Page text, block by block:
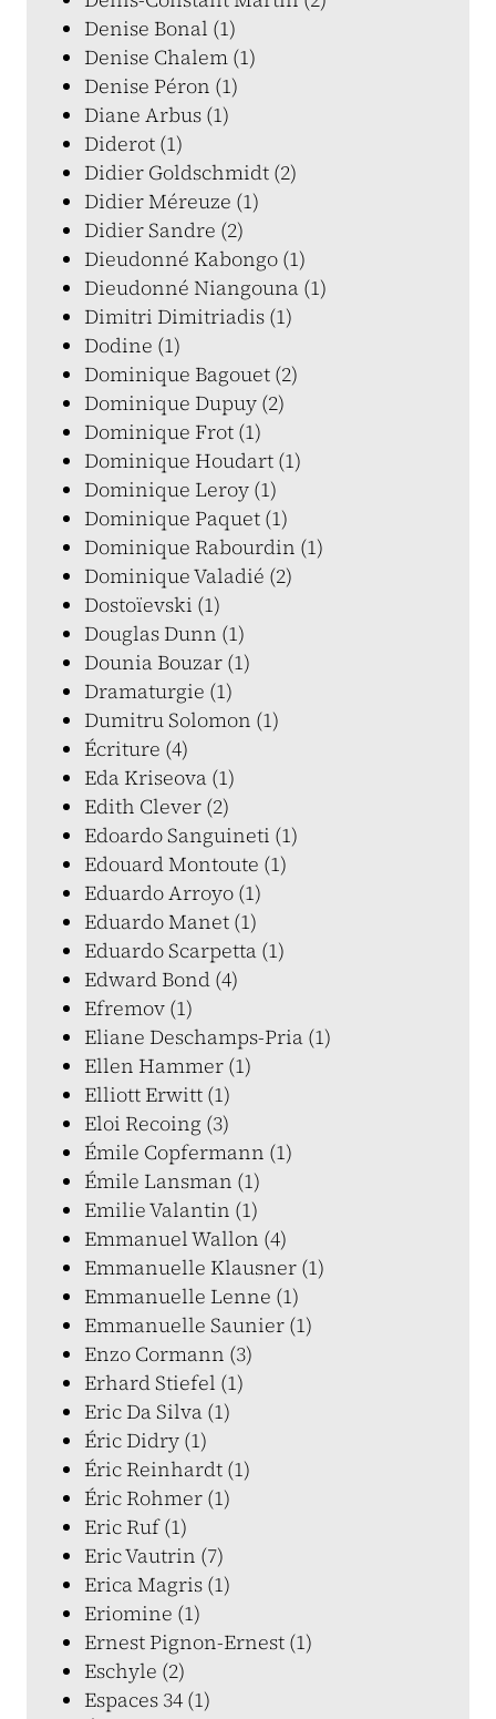
Denise Bonal (1)
Denise Chalem (1)
Denise Péron (1)
Diane Arbus (1)
Diderot (1)
Didier Goldschmidt (2)
Didier Méreuze (1)
Didier Sandre (2)
Dieudonné Kabongo (1)
Dieudonné Niangouna (1)
Dimitri Dimitriadis (1)
Dodine (1)
Dominique Bagouet (2)
Dominique Dupuy (2)
Dominique Frot (1)
Dominique Houdart (1)
Dominique Leroy (1)
Dominique Paquet (1)
Dominique Rabourdin (1)
Dominique Valadié (2)
Dostoïevski (1)
Douglas Dunn (1)
Dounia Bouzar (1)
Dramaturgie (1)
Dumitru Solomon (1)
Écriture (4)
Eda Kriseova (1)
Edith Clever (2)
Edoardo Sanguineti (1)
Edouard Montoute (1)
Eduardo Arroyo (1)
Eduardo Manet (1)
Eduardo Scarpetta (1)
Edward Bond (4)
Efremov (1)
Eliane Deschamps-Pria (1)
Ellen Hammer (1)
Elliott Erwitt (1)
Eloi Recoing (3)
Émile Copfermann (1)
Émile Lansman (1)
Emilie Valantin (1)
Emmanuel Wallon (4)
Emmanuelle Klausner (1)
Emmanuelle Lenne (1)
Emmanuelle Saunier (1)
Enzo Cormann (3)
Erhard Stiefel (1)
Eric Da Silva (1)
Éric Didry (1)
Éric Reinhardt (1)
Éric Rohmer (1)
Eric Ruf (1)
Eric Vautrin (7)
Erica Magris (1)
Eriomine (1)
Ernest Pignon-Ernest (1)
Eschyle (2)
Espaces 34 (1)